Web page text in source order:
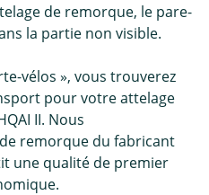
de remorque, le pare-
la partie non visible.
vélos », vous trouverez
pour votre attelage
II. Nous
remorque du fabricant
une qualité de premier